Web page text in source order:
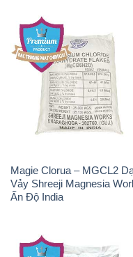
Magie Clorua – MGCL2
Vảy Shreeji Magnesia
Ấn Độ India